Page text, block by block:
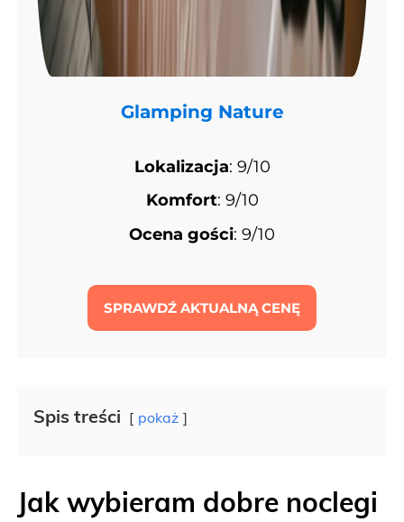
Glamping Nature
Lokalizacja: 9/10
Komfort: 9/10
Ocena gości: 9/10
SPRAWDŹ AKTUALNĄ CENĘ
Spis treści pokaż
Jak wybieram dobre noclegi